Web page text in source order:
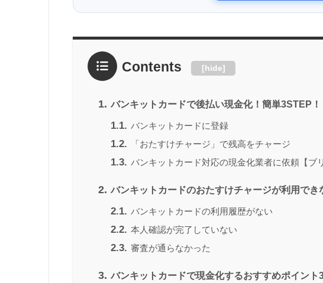
Contents [hide]
1. バンキットカードで後払い現金化！簡単3STEP！
1.1. バンキットカードに登録
1.2. 「おたすけチャージ」で残高をチャージ
1.3. バンキットカード対応の現金化業者に依頼【ブ
2. バンキットカードのおたすけチャージが利用でき
2.1. バンキットカードの利用履歴がない
2.2. 本人確認が完了していない
2.3. 審査が通らなかった
3. バンキットカードで現金化するおすすめポイント